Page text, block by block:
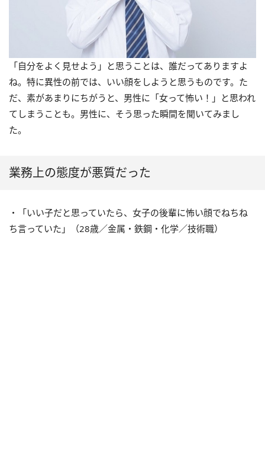
「自分をよく見せよう」と思うことは、誰だってありますよ
ね。特に異性の前では、いい顔をしようと思うものです。た
だ、素があまりにちがうと、男性に「女って怖い！」と思われ
てしまうことも。男性に、そう思った瞬間を聞いてみまし
た。
業務上の態度が悪質だった
・「いい子だと思っていたら、女子の後輩に怖い顔でねちね
ち言っていた」（28歳／金属・鉄鋼・化学／技術職）